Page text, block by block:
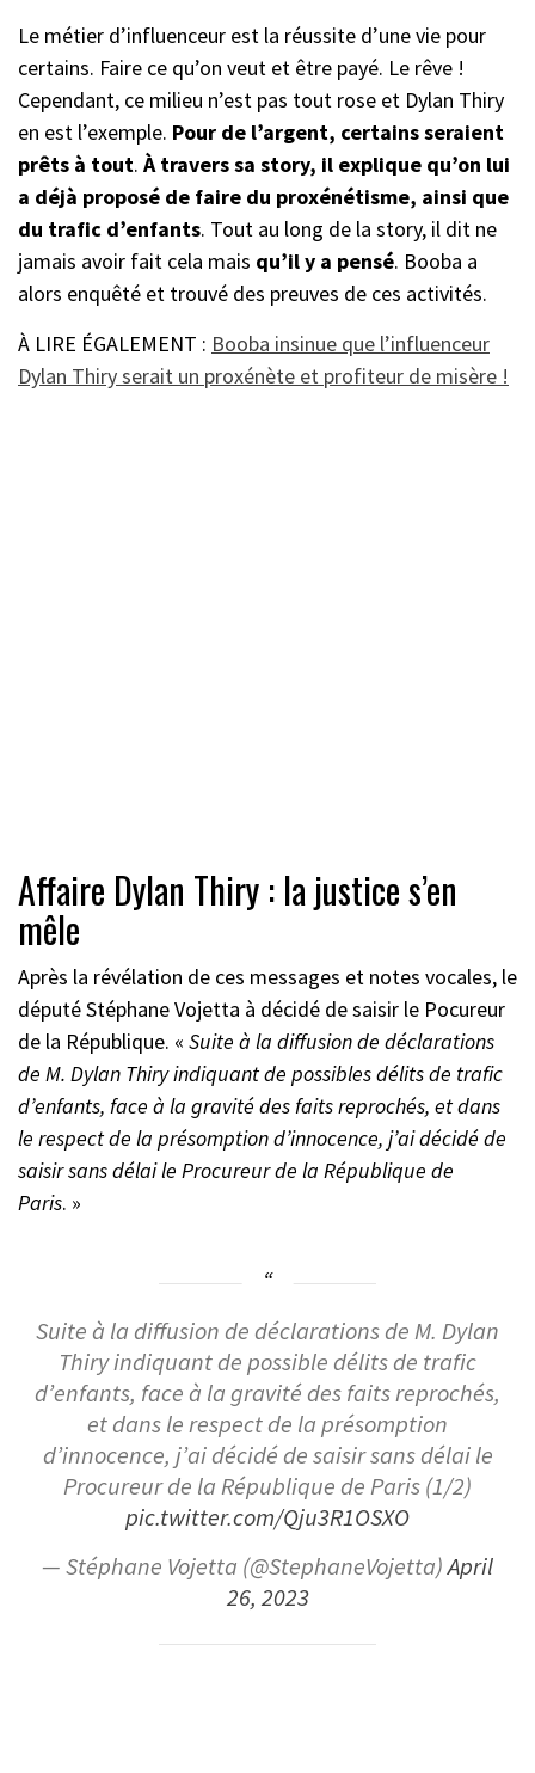
Le métier d’influenceur est la réussite d’une vie pour
certains. Faire ce qu’on veut et être payé. Le rêve !
Cependant, ce milieu n’est pas tout rose et Dylan Thiry
en est l’exemple. Pour de l’argent, certains seraient
prêts à tout. À travers sa story, il explique qu’on lui
a déjà proposé de faire du proxénétisme, ainsi que
du trafic d’enfants. Tout au long de la story, il dit ne
jamais avoir fait cela mais qu’il y a pensé. Booba a
alors enquêté et trouvé des preuves de ces activités.
À LIRE ÉGALEMENT : Booba insinue que l’influenceur
Dylan Thiry serait un proxénète et profiteur de misère !
Affaire Dylan Thiry : la justice s’en
mêle
Après la révélation de ces messages et notes vocales, le
député Stéphane Vojetta à décidé de saisir le Pocureur
de la République. « Suite à la diffusion de déclarations
de M. Dylan Thiry indiquant de possibles délits de trafic
d’enfants, face à la gravité des faits reprochés, et dans
le respect de la présomption d’innocence, j’ai décidé de
saisir sans délai le Procureur de la République de
Paris. »
Suite à la diffusion de déclarations de M. Dylan
Thiry indiquant de possible délits de trafic
d’enfants, face à la gravité des faits reprochés,
et dans le respect de la présomption
d’innocence, j’ai décidé de saisir sans délai le
Procureur de la République de Paris (1/2)
pic.twitter.com/Qju3R1OSXO
— Stéphane Vojetta (@StephaneVojetta)April
26, 2023